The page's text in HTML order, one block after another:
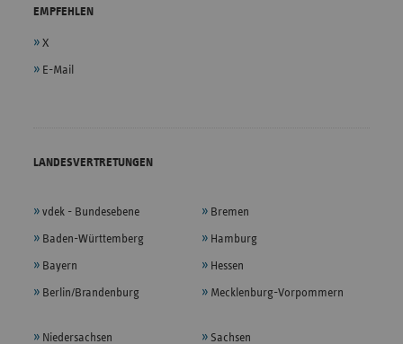
EMPFEHLEN
X
E-Mail
LANDESVERTRETUNGEN
vdek - Bundesebene
Baden-Württemberg
Bayern
Berlin/Brandenburg
Bremen
Hamburg
Hessen
Mecklenburg-Vorpommern
Niedersachsen Sachsen